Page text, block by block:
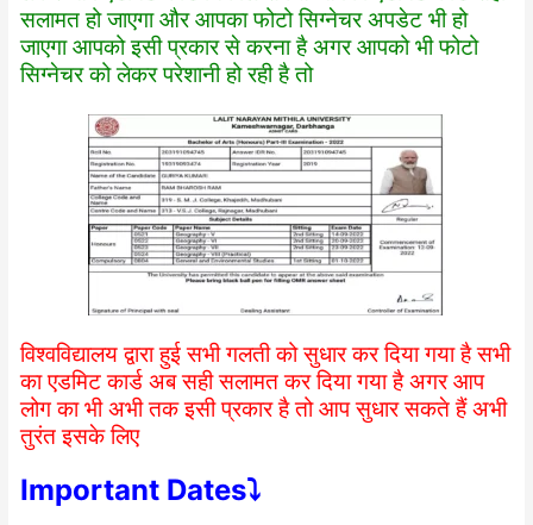
सलामत हो जाएगा और आपका फोटो सिग्नेचर अपडेट भी हो
जाएगा आपको इसी प्रकार से करना है अगर आपको भी फोटो
सिग्नेचर को लेकर परेशानी हो रही है तो
विश्वविद्यालय द्वारा हुई सभी गलती को सुधार कर दिया गया है सभी
का एडमिट कार्ड अब सही सलामत कर दिया गया है अगर आप
लोग का भी अभी तक इसी प्रकार है तो आप सुधार सकते हैं अभी
तुरंत इसके लिए
Important Dates⤵️